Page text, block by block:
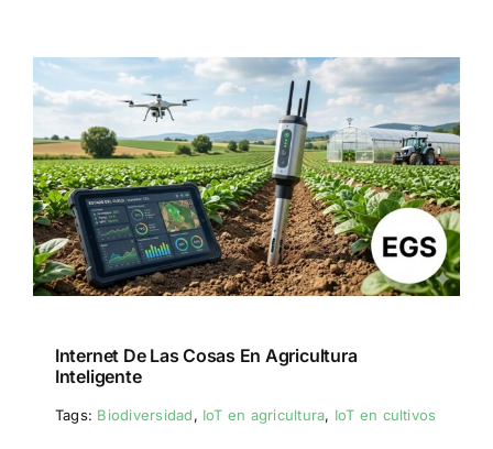
Internet De Las Cosas En Agricultura
Inteligente
Tags: Biodiversidad, IoT en agricultura, IoT en cultivos